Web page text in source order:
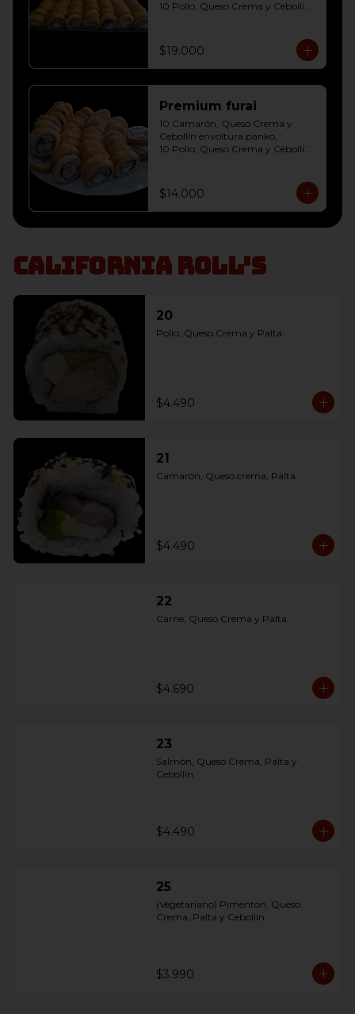
10 Pollo, Queso Crema y Cebollín
Cebollín envoltura panko,
10 Salmon, Queso Crema y
Cebollín envoltura panko,
10 Carne, Queso Crema y Cebollín
10 Palmito, Queso Crema y
Cebollín envoltura panko,
10 Kanikama, Queso Crema y
Cebollín envoltura panko
$19.000
Premium furai
10 Camarón, Queso Crema y
Cebollín envoltura panko,
10 Pollo, Queso Crema y Cebollín
Cebollín envoltura panko,
10 Salmon, Queso Crema y
Cebollín envoltura panko
$14.000
California Roll's
20
Pollo, Queso Crema y Palta.
$4.490
21
Camarón, Queso crema, Palta
$4.490
22
Carne, Queso Crema y Palta
$4.690
23
Salmón, Queso Crema, Palta y
Cebollín
$4.490
25
(Vegetariano) Pimenton, Queso
Crema, Palta y Cebollín.
$3.990